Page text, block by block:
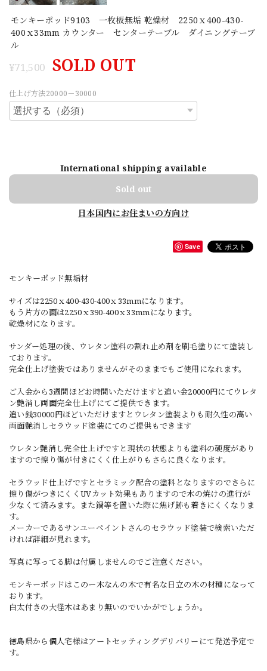
モンキーポッド9103 一枚板無垢 乾燥材 2250ｘ400-430-
400ｘ33mm カウンター センターテーブル ダイニングテーブ
ル
¥71,500 SOLD OUT
仕上げ方法20000－30000
International shipping available
Sold out
日本国内にお住まいの方向け
Save
モンキーポッド無垢材
サイズは2250ｘ400-430-400ｘ33mmになります。
もう片方の面は2250ｘ390-400ｘ33mmになります。
乾燥材になります。
サンダー処理の後、ウレタン塗料の割れ止め剤を刷毛塗りにて塗装し
ております。
完全仕上げ塗装ではありませんがそのままでもご使用になれます。
ご入金から3週間ほどお時間いただけますと追い金20000円にてウレタ
ン艶消し両面完全仕上げにてご提供できます。
追い銭30000円ほどいただけますとウレタン塗装よりも耐久性の高い
両面艶消しセラウッド塗装にてのご提供もできます
ウレタン艶消し完全仕上げですと現状の状態よりも塗料の硬度があり
ますので擦り傷が付きにくく仕上がりもさらに良くなります。
セラウッド仕上げですとセラミック配合の塗料となりますのでさらに
擦り傷がつきにくくUVカット効果もありますので木の焼けの進行が
少なくて済みます。また鍋等を置いた際に焦げ跡も着きにくくなりま
す。
メーカーであるサンユーペイントさんのセラウッド塗装で検索いただ
ければ詳細が見れます。
写真に写ってる脚は付属しませんのでご注意ください。
モンキーポッドはこのー木なんの木で有名な日立の木の材種になって
おります。
白太付きの大径木はあまり無いのでいかがでしょうか。
徳島県から個人宅様はアートセッティングデリバリーにて発送予定で
す。